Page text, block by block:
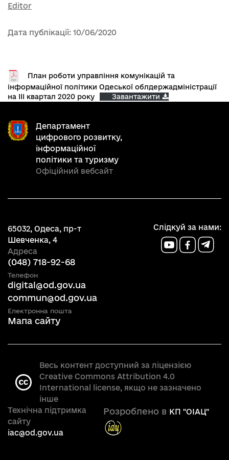
Editor
Дата публікації: 10/06/2020
План роботи управління комунікацій та
інформаційної політики Одеської облдержадміністрації
на ІІІ квартал 2020 року
Завантажити
Департамент
цифрового розвитку,
інформаційної
політики та туризму
Офіційний вебсайт
65032, Одеса, пр-т
Шевченка, 4
Адреса
Слідкуй за нами:
(048) 718-92-68
Телефон
digital@od.gov.ua
commun@od.gov.ua
Електронна пошта
Мапа сайту
Весь контент доступний за ліцензією
Creative Commons Attribution 4.0
International license, якщо не зазначено
інше
Технічна підтримка
сайту
iac@od.gov.ua
Розроблено в КП "OIAЦ"